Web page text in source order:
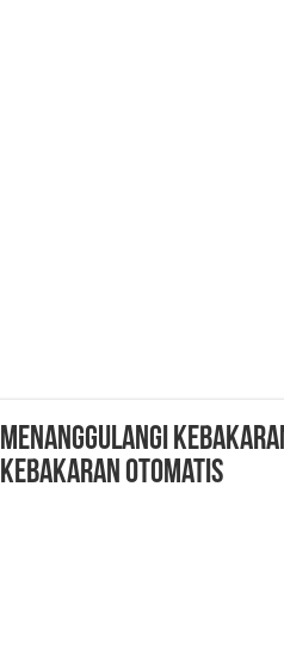
Menanggulangi
Kebakaran Otomatis